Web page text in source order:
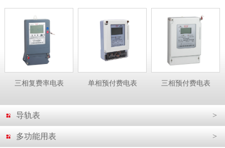
三相复费率电表 单相预付费电表 三相预付费电表
导轨表 >
多功能用表 >